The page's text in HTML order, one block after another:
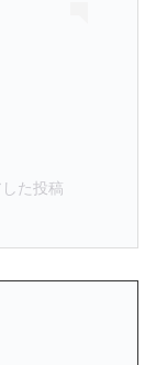
た投稿